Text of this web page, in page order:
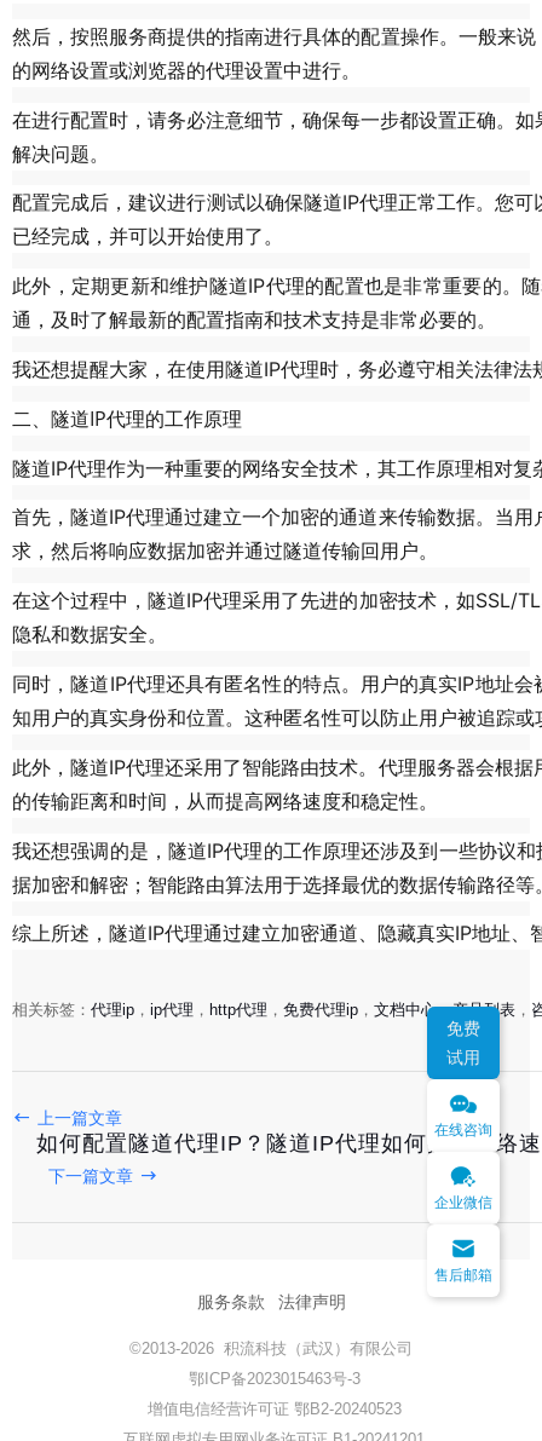
然后，按照服务商提供的指南进行具体的配置操作。一般来
的网络设置或浏览器的代理设置中进行。
在进行配置时，请务必注意细节，确保每一步都设置正确。
解决问题。
配置完成后，建议进行测试以确保隧道IP代理正常工作。您
已经完成，并可以开始使用了。
此外，定期更新和维护隧道IP代理的配置也是非常重要的。
通，及时了解最新的配置指南和技术支持是非常必要的。
我还想提醒大家，在使用隧道IP代理时，务必遵守相关法律
二、隧道IP代理的工作原理
隧道IP代理作为一种重要的网络安全技术，其工作原理相对
首先，隧道IP代理通过建立一个加密的通道来传输数据。当
求，然后将响应数据加密并通过隧道传输回用户。
在这个过程中，隧道IP代理采用了先进的加密技术，如SSL/
隐私和数据安全。
同时，隧道IP代理还具有匿名性的特点。用户的真实IP地址
知用户的真实身份和位置。这种匿名性可以防止用户被追踪
此外，隧道IP代理还采用了智能路由技术。代理服务器会根
的传输距离和时间，从而提高网络速度和稳定性。
我还想强调的是，隧道IP代理的工作原理还涉及到一些协议
据加密和解密；智能路由算法用于选择最优的数据传输路径
综上所述，隧道IP代理通过建立加密通道、隐藏真实IP地址
相关标签： 代理ip ， ip代理 ， http代理 ， 免费代理ip ， 文档中心，产品列表 ，
上一篇文章
如何配置隧道代理IP？隧道IP代理如何提高网络
下一篇文章
服务条款 法律声明
©2013-2026 积流科技（武汉）有限公司
鄂ICP备2023015463号-3
增值电信经营许可证 鄂B2-20240523
免费
试用
在线咨询
企业微信
售后邮箱